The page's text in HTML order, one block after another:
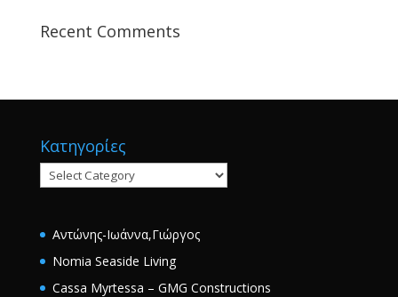
Recent Comments
Κατηγορίες
Κατηγορίες
Αντώνης-Ιωάννα,Γιώργος
Nomia Seaside Living
Cassa Myrtessa – GMG Constructions